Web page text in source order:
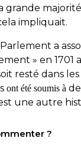
grande
impliquait.
a
» en 1701
resté dans les
ont été soumis à
une autre
?